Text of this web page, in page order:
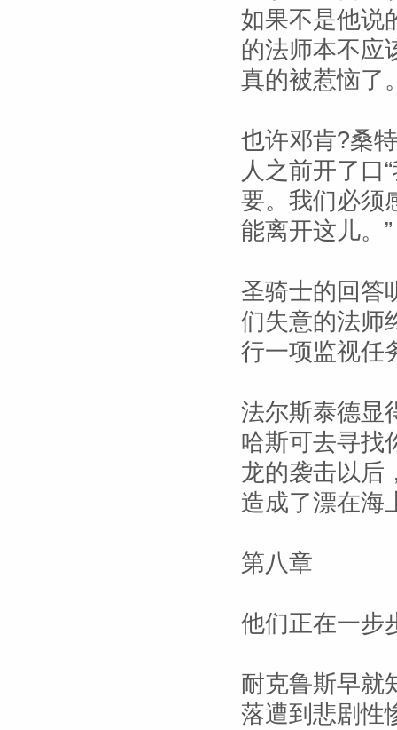
如果不是他说
的法师本不应
真的被惹恼了
也许邓肯?桑
人之前开了口
要。我们必须
能离开这儿。”
圣骑士的回答
们失意的法师
行一项监视任
法尔斯泰德显
哈斯可去寻找
龙的袭击以后
造成了漂在海
第八章
他们正在一
耐克鲁斯早就
落遭到悲剧性